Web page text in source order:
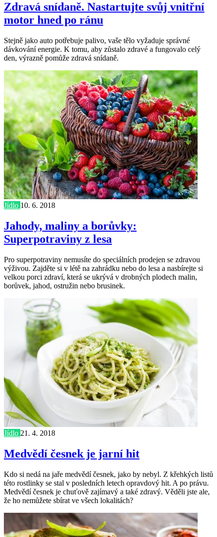
Zdravá snídaně. Nastartujte svůj vnitřní
motor hned po ránu
Stejně jako auto potřebuje palivo, vaše tělo vyžaduje správné
dávkování energie. K tomu, aby zůstalo zdravé a fungovalo celý
den, výrazně pomůže zdravá snídaně.
Jídlo 10. 6. 2018
Jahody, maliny a borůvky:
Superpotraviny z lesa
Pro superpotraviny nemusíte do speciálních prodejen se zdravou
výživou. Zajděte si v létě na zahrádku nebo do lesa a nasbírejte si
velkou porci zdraví, která se ukrývá v drobných plodech malin,
borůvek, jahod, ostružin nebo brusinek.
Jídlo 21. 4. 2018
Medvědí česnek je jarní hit
Kdo si nedá na jaře medvědí česnek, jako by nebyl. Z křehkých listů
této rostlinky se stal v posledních letech opravdový hit. A po právu.
Medvědí česnek je chuťově zajímavý a také zdravý. Věděli jste ale,
že ho nemůžete sbírat ve všech lokalitách?